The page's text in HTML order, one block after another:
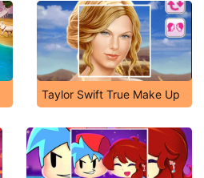
Taylor Swift True Make Up